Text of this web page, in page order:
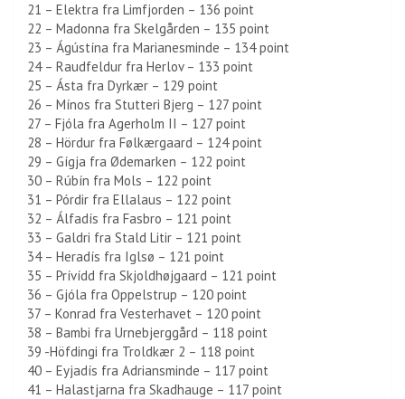
21 – Elektra fra Limfjorden – 136 point
22 – Madonna fra Skelgården – 135 point
23 – Ágústína fra Marianesminde – 134 point
24 – Raudfeldur fra Herlov – 133 point
25 – Ásta fra Dyrkær – 129 point
26 – Mínos fra Stutteri Bjerg – 127 point
27 – Fjóla fra Agerholm II – 127 point
28 – Hördur fra Følkærgaard – 124 point
29 – Gígja fra Ødemarken – 122 point
30 – Rúbín fra Mols – 122 point
31 – Pórdir fra Ellalaus – 122 point
32 – Álfadís fra Fasbro – 121 point
33 – Galdri fra Stald Litir – 121 point
34 – Heradís fra Iglsø – 121 point
35 – Prívídd fra Skjoldhøjgaard – 121 point
36 – Gjóla fra Oppelstrup – 120 point
37 – Konrad fra Vesterhavet – 120 point
38 – Bambi fra Urnebjerggård – 118 point
39 -Höfdingi fra Troldkær 2 – 118 point
40 – Eyjadís fra Adriansminde – 117 point
41 – Halastjarna fra Skadhauge – 117 point